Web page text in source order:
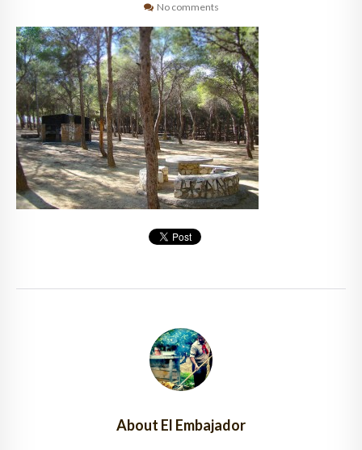
CLIENTES
GALERÍA
CONTACTO
No comments
About El Embajador